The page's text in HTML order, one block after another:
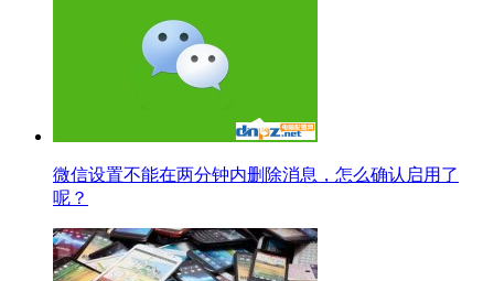
微信设置不能在两分钟内删除消息，怎么确认启用了
呢？